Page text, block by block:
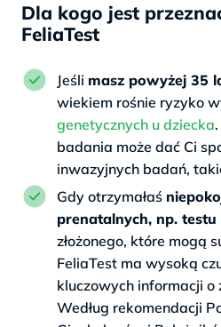
Dla kogo jest
FeliaTest
Jeśli masz powyżej 35
wiekiem rośnie ryzyko
genetycznych u dziecka
badania może dać Ci
inwazyjnych badań,
Gdy otrzymałaś
prenatalnych, np. testu
złożonego, które mogą
FeliaTest ma wysoką
kluczowych informacji o
Według rekomendacji